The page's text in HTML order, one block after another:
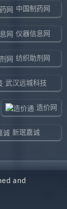
中国制药网
仪器信息网
纺织助剂网
武汉远城科技
造价网
新珉嘉诚
药智通
and